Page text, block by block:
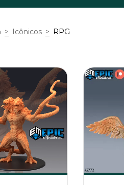
> Icônicos > RPG